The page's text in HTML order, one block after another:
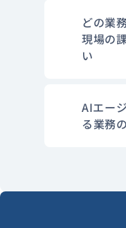
どの業
現場の
い
AIエー
る業務